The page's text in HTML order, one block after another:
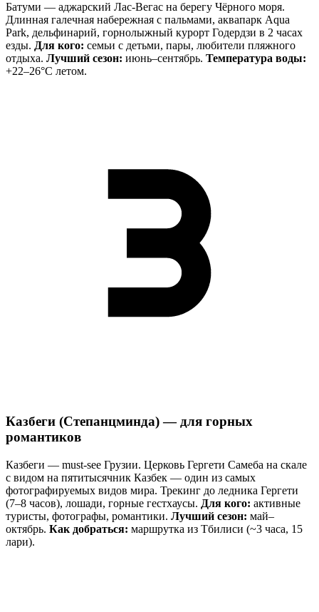
Батуми — аджарский Лас-Вегас на берегу Чёрного моря.
Длинная галечная набережная с пальмами, аквапарк Aqua
Park, дельфинарий, горнолыжный курорт Годердзи в 2 часах
езды. Для кого: семьи с детьми, пары, любители пляжного
отдыха. Лучший сезон: июнь–сентябрь. Температура воды:
+22–26°C летом.
Казбеги (Степанцминда) — для горных
романтиков
Казбеги — must-see Грузии. Церковь Гергети Самеба на скале
с видом на пятитысячник Казбек — один из самых
фотографируемых видов мира. Трекинг до ледника Гергети
(7–8 часов), лошади, горные гестхаусы. Для кого: активные
туристы, фотографы, романтики. Лучший сезон: май–
октябрь. Как добраться: маршрутка из Тбилиси (~3 часа, 15
лари).